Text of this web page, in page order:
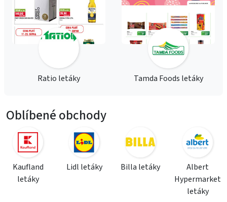
Ratio letáky Tamda Foods letáky
Oblíbené obchody
Kaufland
letáky
Lidl letáky Billa letáky
Albert
Hypermarket
letáky